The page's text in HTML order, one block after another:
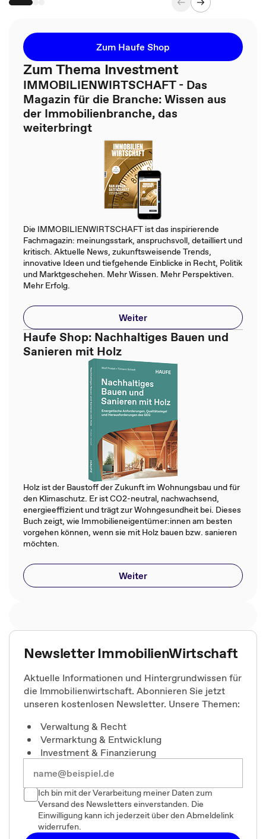
Zum Haufe Shop
Zum Thema Investment
IMMOBILIENWIRTSCHAFT - Das
Magazin für die Branche: Wissen aus
der Immobilienbranche, das
weiterbringt
Die IMMOBILIENWIRTSCHAFT ist das inspirierende
Fachmagazin: meinungsstark, anspruchsvoll, detailliert und
kritisch. Aktuelle News, zukunftsweisende Trends,
innovative Ideen und tiefgehende Einblicke in Recht, Politik
und Marktgeschehen. Mehr Wissen. Mehr Perspektiven.
Mehr Erfolg.
Weiter
Haufe Shop: Nachhaltiges Bauen und
Sanieren mit Holz
Holz ist der Baustoff der Zukunft im Wohnungsbau und für
den Klimaschutz. Er ist CO2-neutral, nachwachsend,
energieeffizient und trägt zur Wohngesundheit bei. Dieses
Buch zeigt, wie Immobilieneigentümer:innen am besten
vorgehen können, wenn sie mit Holz bauen bzw. sanieren
möchten.
Weiter
Newsletter ImmobilienWirtschaft
Aktuelle Informationen und Hintergrundwissen für
die Immobilienwirtschaft. Abonnieren Sie jetzt
unseren kostenlosen Newsletter. Unsere Themen:
Verwaltung & Recht
Vermarktung & Entwicklung
Investment & Finanzierung
Ich bin mit der Verarbeitung meiner Daten zum
Versand des Newsletters einverstanden. Die
Einwilligung kann ich jederzeit über den Abmeldelink
widerrufen.